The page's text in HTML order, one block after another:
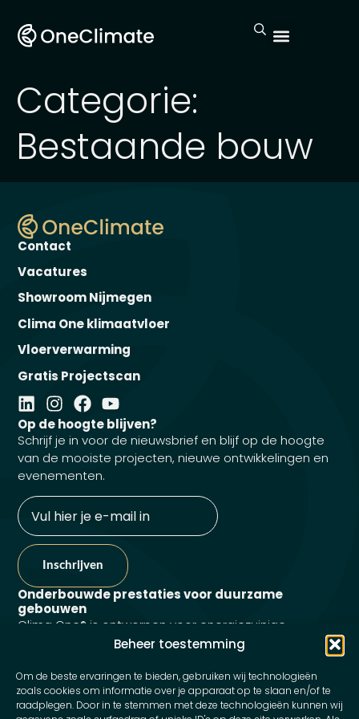
Beheer toestemming
Om de beste ervaringen te bieden, gebruiken wij technologieën
zoals cookies om informatie over je apparaat op te slaan en/of te
raadplegen. Door in te stemmen met deze technologieën kunnen wij
Categorie:
Bestaande bouw
Contact
Vacatures
Showroom Nijmegen
Clima One klimaatvloer
Vloerverwarming
Gratis Projectscan
Op de hoogte blijven?
Schrijf je in voor de nieuwsbrief en blijf op de hoogte
van de mooiste projecten, nieuwe ontwikkelingen en
evenementen.
E-
mailadres
Onderbouwde prestaties voor duurzame
gebouwen
Clima One® is ontworpen voor energiezuinige
gebouwen en werkt efficiënt samen met duurzame
warmteafgifte en lage systeemtemperaturen draagt
het bij aan comfort, duurzaamheid en energie-
efficiëntie. De prestaties kunnen projectspecifiek